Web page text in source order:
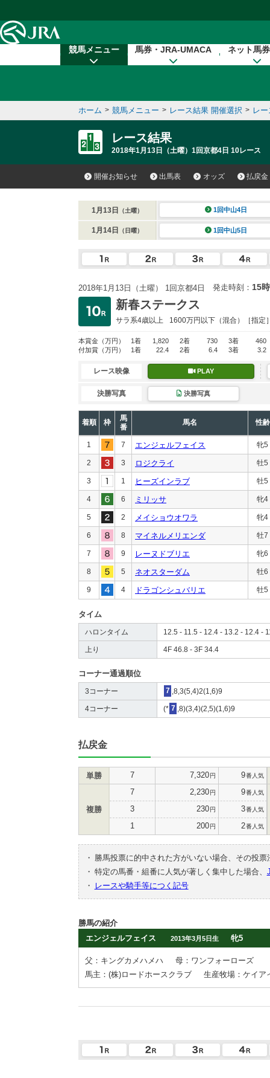
競馬メニュー 馬券・JRA-UMACA ネット馬
ホーム > 競馬メニュー > レース結果 開催選択 > レ
レース結果
2018年1月13日（土曜）1回京都4日 10レース
開催お知らせ 出馬表 オッズ 払戻金
1月13日 （土曜） 1回中山4日
1月14日 （日曜） 1回中山5日
2018年1月13日（土曜） 1回京都4日 発走時刻： 15
新春ステークス
サラ系4歳以上 1600万円以下 （混合）［指定
本賞金 （万円） 1着 1,820 2着 730 3着
460
付加賞 （万円） 1着 22.4 2着 6.4 3着 3.2
レース映像 PLAY
決勝写真 決勝写真
着順 枠
馬
番
馬名 性齢
1 7 エンジェルフェイス 牝5
2 3 ロジクライ 牡5
3 1 ヒーズインラブ 牡5
4 6 ミリッサ 牝4
5 2 メイショウオワラ 牝4
6 8 マイネルメリエンダ 牡7
7 9 レーヌドブリエ 牝6
8 5 ネオスターダム 牡6
9 4 ドラゴンシュバリエ 牡5
タイム
ハロンタイム 12.5 - 11.5 - 12.4 - 13.2 - 12.4 -
上り 4F 46.8 - 3F 34.4
コーナー通過順位
3コーナー 7 ,8,3(5,4)2(1,6)9
4コーナー (* 7 ,8)(3,4)(2,5)(1,6)9
払戻金
単勝 7 7,320円 9番人気
複勝
7 2,230円 9番人気
3 230円 3番人気
1 200円 2番人気
・
勝馬投票に的中された方がいない場合、その投
・ 特定の馬番・組番に人気が著しく集中した場合、
・
レースや騎手等につく記号
勝馬の紹介
エンジェルフェイス
2013年3月5日生 牝5
父：キングカメハメハ
母：ワンフォーローズ
馬主：(株)ロードホースクラブ
生産牧場：ケイア